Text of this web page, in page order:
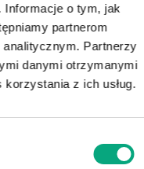
Informacje o tym, jak
partnerom
analitycznym. Partnerzy
danymi otrzymanymi
z ich usług.